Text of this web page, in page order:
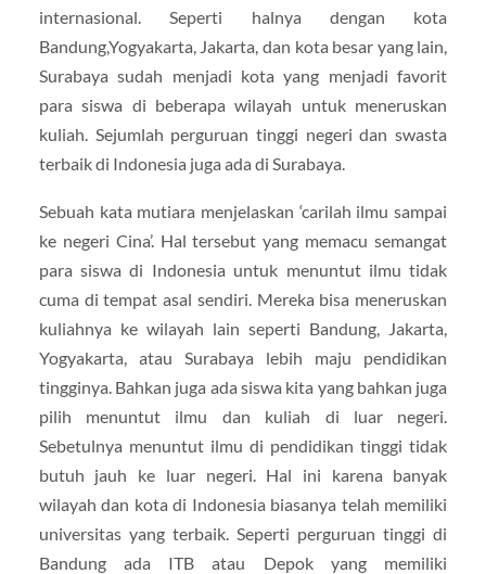
internasional. Seperti halnya dengan kota
Bandung,Yogyakarta, Jakarta, dan kota besar yang lain,
Surabaya sudah menjadi kota yang menjadi favorit
para siswa di beberapa wilayah untuk meneruskan
kuliah. Sejumlah perguruan tinggi negeri dan swasta
terbaik di Indonesia juga ada di Surabaya.
Sebuah kata mutiara menjelaskan ‘carilah ilmu sampai
ke negeri Cina’. Hal tersebut yang memacu semangat
para siswa di Indonesia untuk menuntut ilmu tidak
cuma di tempat asal sendiri. Mereka bisa meneruskan
kuliahnya ke wilayah lain seperti Bandung, Jakarta,
Yogyakarta, atau Surabaya lebih maju pendidikan
tingginya. Bahkan juga ada siswa kita yang bahkan juga
pilih menuntut ilmu dan kuliah di luar negeri.
Sebetulnya menuntut ilmu di pendidikan tinggi tidak
butuh jauh ke luar negeri. Hal ini karena banyak
wilayah dan kota di Indonesia biasanya telah memiliki
universitas yang terbaik. Seperti perguruan tinggi di
Bandung ada ITB atau Depok yang memiliki